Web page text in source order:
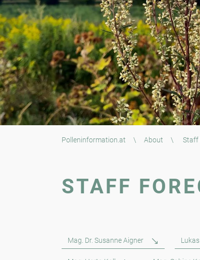
Polleninformation.at \ About \ Staff
STAFF
Mag. Dr. Susanne Aigner